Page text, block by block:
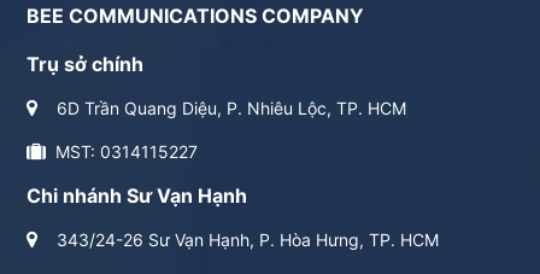
BEE COMMUNICATIONS COMPANY
Trụ sở chính
6D Trần Quang Diệu, P. Nhiêu Lộc, TP. HCM
MST: 0314115227
Chi nhánh Sư Vạn Hạnh
343/24-26 Sư Vạn Hạnh, P. Hòa Hưng, TP. HCM